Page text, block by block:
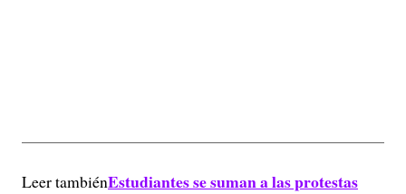
Leer tambiénEstudiantes se suman a las protestas